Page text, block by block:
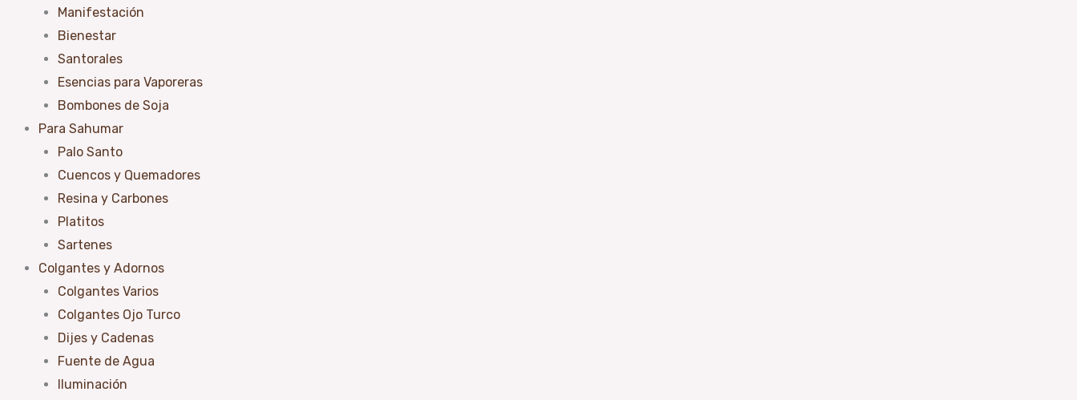
Manifestación
Bienestar
Santorales
Esencias para Vaporeras
Bombones de Soja
Para Sahumar
Palo Santo
Cuencos y Quemadores
Resina y Carbones
Platitos
Sartenes
Colgantes y Adornos
Colgantes Varios
Colgantes Ojo Turco
Dijes y Cadenas
Fuente de Agua
Iluminación